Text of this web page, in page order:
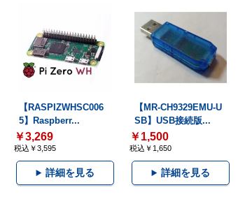
【RASPIZWHSC006
5】Raspberr...
￥3,269
税込￥3,595
詳細を見る
【MR-CH9329EMU-U
SB】USB接続版...
￥1,500
税込￥1,650
詳細を見る